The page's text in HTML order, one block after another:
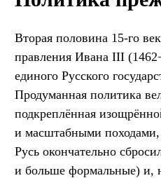
Вторая половина 15-го
правления Ивана III
единого Русского
Продуманная политика
подкреплённая
и масштабными
Русь окончательно
и больше формальные) и,